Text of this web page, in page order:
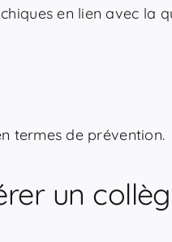
en lien avec la
termes de prévention.
un